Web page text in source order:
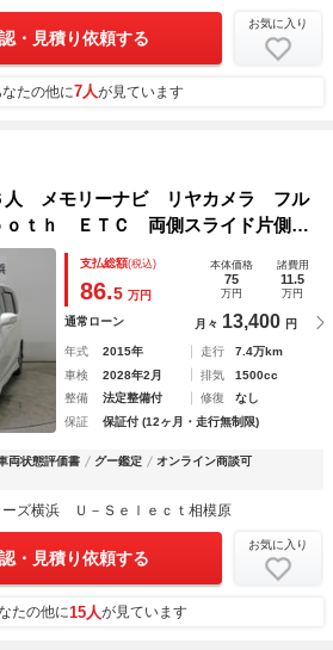
・見積り依頼する
お気に入り
たの他に7人が見ています
メモリーナビ リヤカメラ フル
ｔｈ ＥＴＣ 両側スライド片側電
イト オートライト 純正アルミ ド
ー 禁煙 キーフリー
支払総額(税込)
86.5 万円
本体価格
75
万円
諸費用
11.5
万円
通常ローン 月々 13,400 円
年式 2015年 走行
7.4万km
車検
2028年2月 排気
1500cc
整備
法定整備付 修復
なし
保証
保証付 (12ヶ月・走行無制限)
両状態評価書 グー鑑定
オンライン商談可
ーズ横浜 Ｕ－Ｓｅｌｅｃｔ相模原
・見積り依頼する
お気に入り
たの他に15人が見ています